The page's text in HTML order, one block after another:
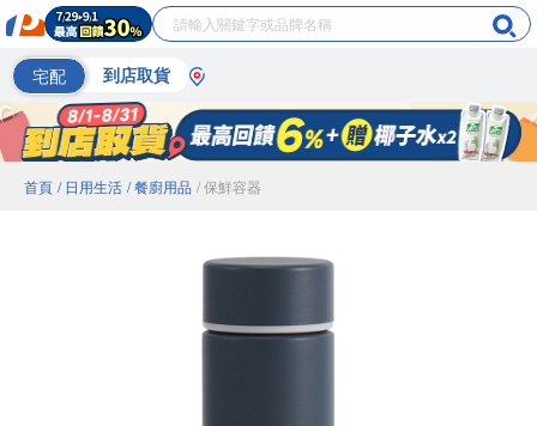
宅配 到店取貨
首頁 / 日用生活 / 餐廚用品 / 保鮮容器